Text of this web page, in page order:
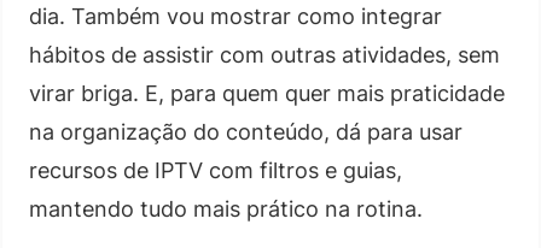
dia. Também vou mostrar como integrar
hábitos de assistir com outras atividades, sem
virar briga. E, para quem quer mais praticidade
na organização do conteúdo, dá para usar
recursos de IPTV com filtros e guias,
mantendo tudo mais prático na rotina.